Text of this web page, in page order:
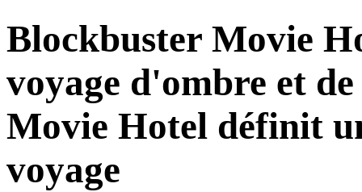
Blockbuster Movie
voyage d'ombre et
Movie Hotel définit
voyage